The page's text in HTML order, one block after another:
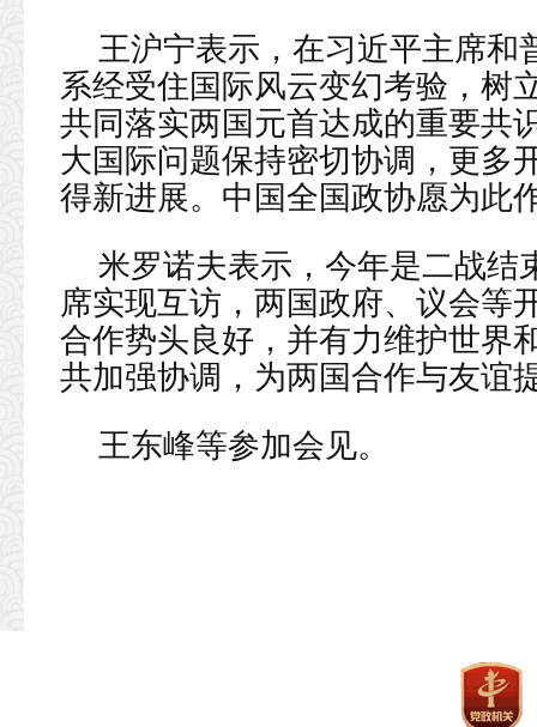
王沪宁表示，在习近平主席和
系经受住国际风云变幻考验，树
共同落实两国元首达成的重要共
大国际问题保持密切协调，更多
得新进展。中国全国政协愿为此
米罗诺夫表示，今年是二战结
席实现互访，两国政府、议会等
合作势头良好，并有力维护世界
共加强协调，为两国合作与友谊
王东峰等参加会见。